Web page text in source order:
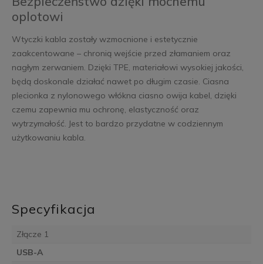
oplotowi
Wtyczki kabla zostały wzmocnione i estetycznie
zaakcentowane – chronią wejście przed złamaniem oraz
nagłym zerwaniem. Dzięki TPE, materiałowi wysokiej jakości,
będą doskonale działać nawet po długim czasie. Ciasna
plecionka z nylonowego włókna ciasno owija kabel, dzięki
czemu zapewnia mu ochronę, elastyczność oraz
wytrzymałość. Jest to bardzo przydatne w codziennym
użytkowaniu kabla.
Specyfikacja
Złącze 1
USB-A